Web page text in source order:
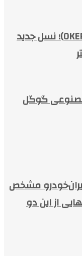
معرفی کرکره فولادی اوکر (OKER)؛ نسل جدید
گوگل
مشخص
از این دو